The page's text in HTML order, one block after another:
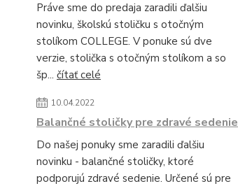
Práve sme do predaja zaradili ďalšiu
novinku, školskú stoličku s otočným
stolíkom COLLEGE. V ponuke sú dve
verzie, stolička s otočným stolíkom a so
šp... čítať celé
10.04.2022
Balančné stoličky pre zdravé sedenie
Do našej ponuky sme zaradili ďalšiu
novinku - balančné stoličky, ktoré
podporujú zdravé sedenie. Určené sú pre